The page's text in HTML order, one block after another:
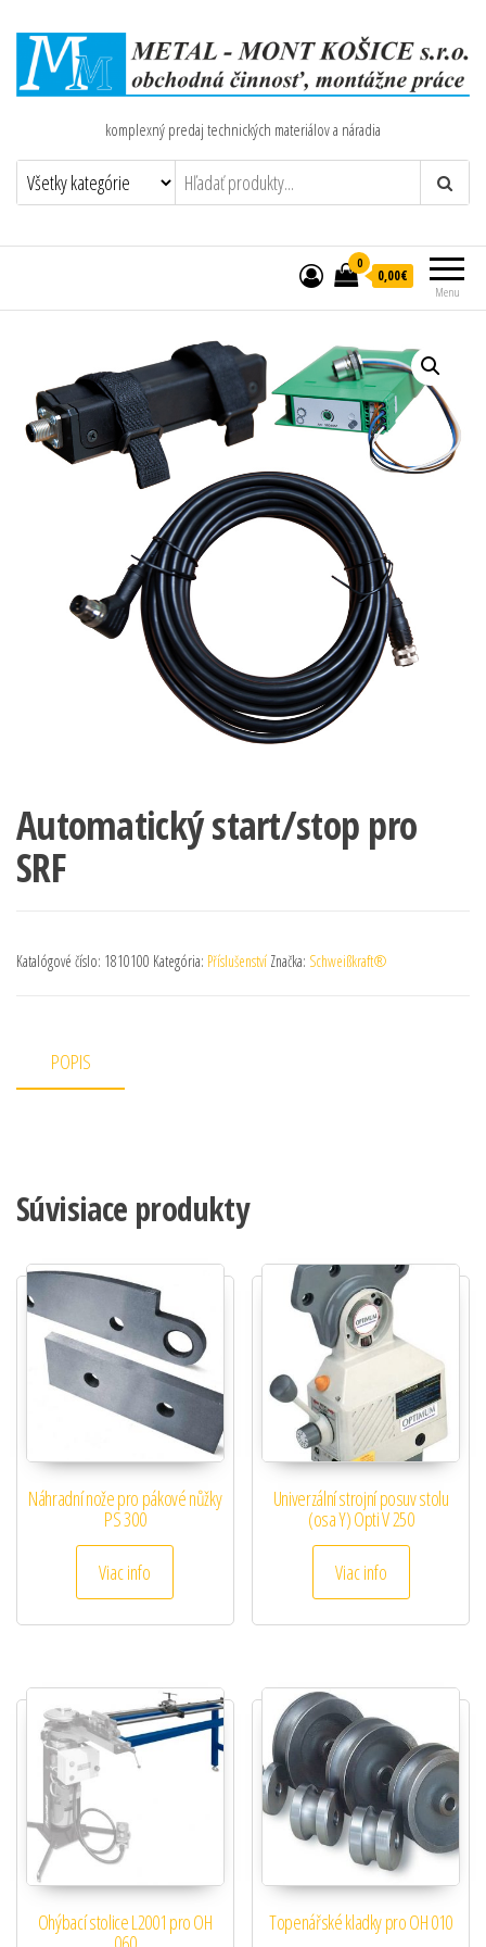
komplexný predaj technických materiálov a náradia
Menu
0
0,00€
Automatický start/stop pro
SRF
Katalógové číslo: 1810100 Kategória: Příslušenství Značka: Schweißkraft®
POPIS
Súvisiace produkty
Náhradní nože pro pákové nůžky
PS 300
Viac info
Univerzální strojní posuv stolu
(osa Y) Opti V 250
Viac info
Ohýbací stolice L2001 pro OH Topenářské kladky pro OH 010